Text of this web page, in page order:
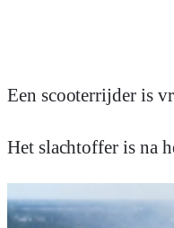
Een scooterrijder is
Het slachtoffer is na